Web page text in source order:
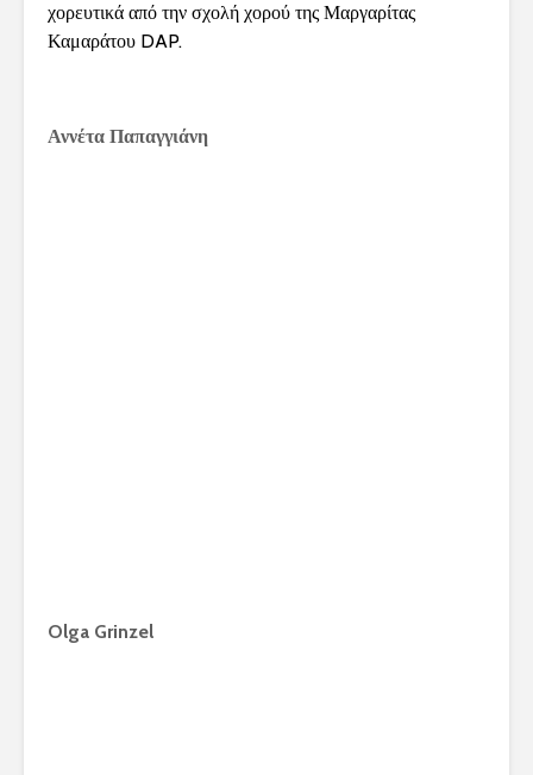
χορευτικά από την σχολή χορού της Μαργαρίτας
Καμαράτου DAP.
Αννέτα Παπαγγιάνη
Olga Grinzel